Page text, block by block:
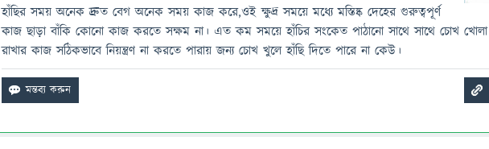
হাঁছির সময় অনেক দ্রুত বেগ অনেক সময় কাজ করে,ওই ক্ষুদ্র সময়ে মধ্যে মস্তিষ্ক দেহের গুরুত্বপূর্ণ
কাজ ছাড়া বাঁকি কোনো কাজ করতে সক্ষম না। এত কম সময়ে হাঁচির সংকেত পাঠানো সাথে সাথে চোখ খোলা
রাখার কাজ সঠিকভাবে নিয়ন্ত্রণ না করতে পারায় জন্য চোখ খুলে হাঁছি দিতে পারে না কেউ।